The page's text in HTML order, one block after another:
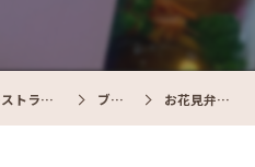
熊野町のランチならカフェ&レストラン Cafe照 ブログ お花見弁当✿